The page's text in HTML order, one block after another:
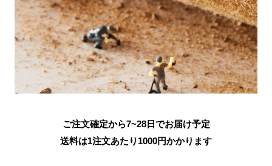
ご注文確定から7~28日でお届け予定
送料は1注文あたり 1000円かかります